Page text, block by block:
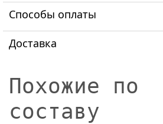
Способы оплаты
Доставка
Похожие по
составу